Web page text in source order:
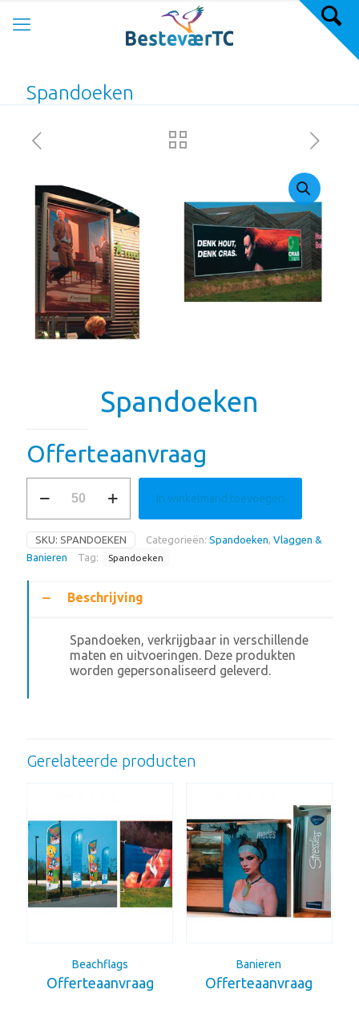
Spandoeken
Spandoeken
Offerteaanvraag
aantal
In winkelmand toevoegen
SKU: SPANDOEKEN Categorieën: Spandoeken Vlaggen &
Banieren
Tag: Spandoeken
Beschrijving
Spandoeken, verkrijgbaar in verschillende
maten en uitvoeringen. Deze produkten
worden gepersonaliseerd geleverd.
Gerelateerde producten
Beachflags
Offerteaanvraag
Banieren
Offerteaanvraag